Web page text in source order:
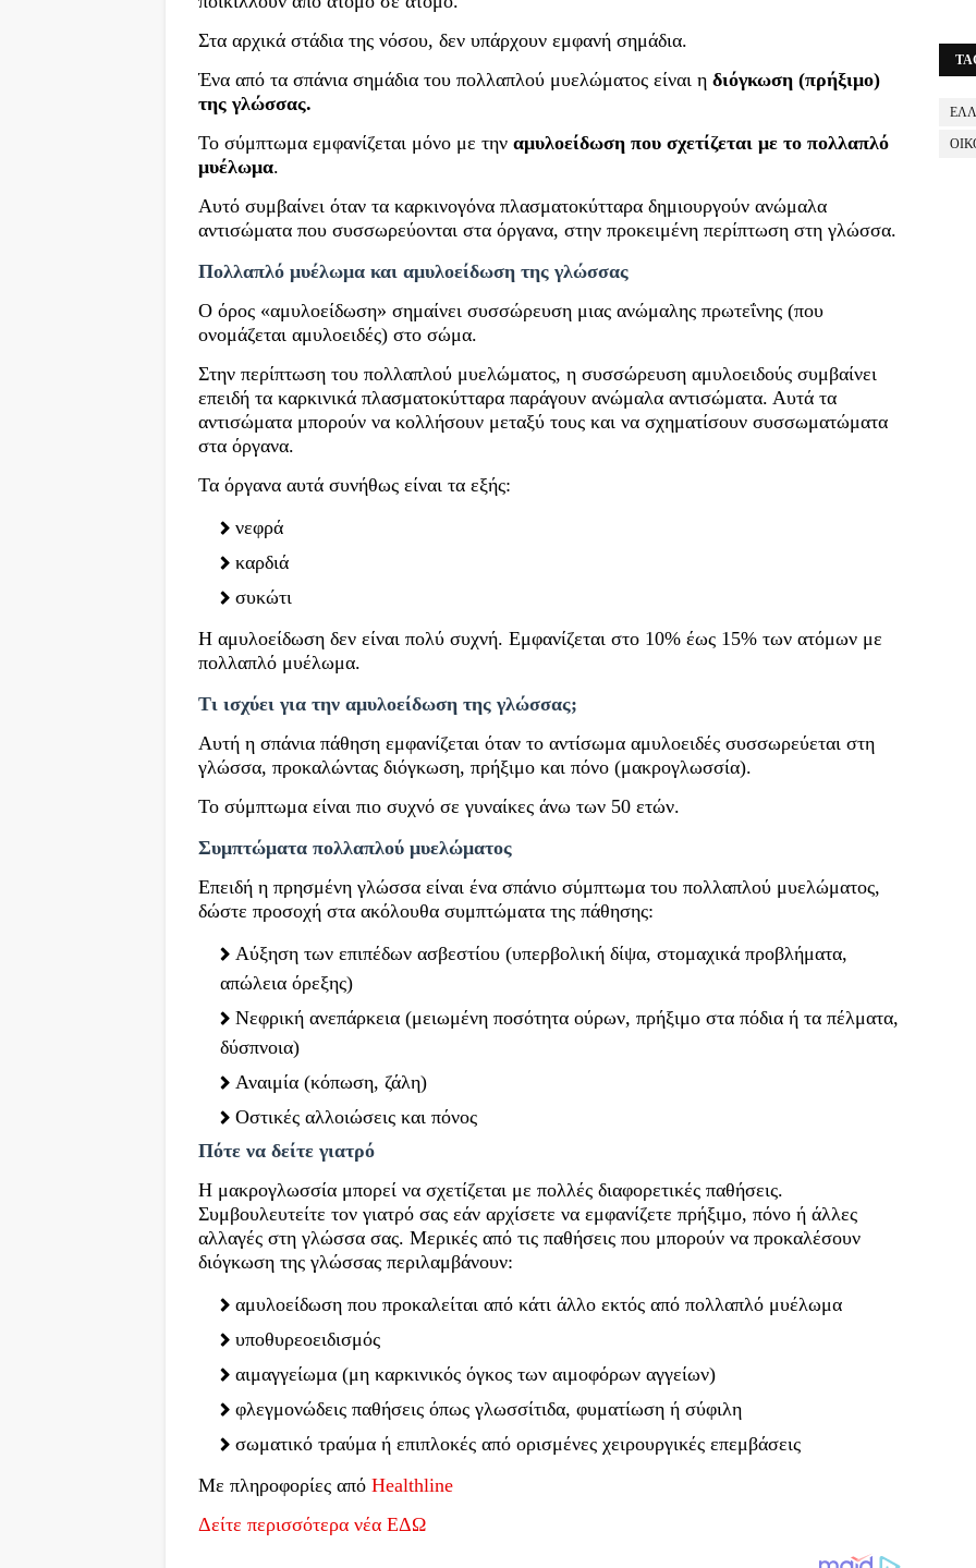
Στα αρχικά στάδια της νόσου, δεν υπάρχουν εμφανή σημάδια.
Ένα από τα σπάνια σημάδια του πολλαπλού μυελώματος είναι η διόγκωση (πρήξιμο)
της γλώσσας.
Το σύμπτωμα εμφανίζεται μόνο με την αμυλοείδωση που σχετίζεται με το πολλαπλό
μυέλωμα.
Αυτό συμβαίνει όταν τα καρκινογόνα πλασματοκύτταρα δημιουργούν ανώμαλα
αντισώματα που συσσωρεύονται στα όργανα, στην προκειμένη περίπτωση στη γλώσσα.
Πολλαπλό μυέλωμα και αμυλοείδωση της γλώσσας
Ο όρος «αμυλοείδωση» σημαίνει συσσώρευση μιας ανώμαλης πρωτεΐνης (που
ονομάζεται αμυλοειδές) στο σώμα.
Στην περίπτωση του πολλαπλού μυελώματος, η συσσώρευση αμυλοειδούς συμβαίνει
επειδή τα καρκινικά πλασματοκύτταρα παράγουν ανώμαλα αντισώματα. Αυτά τα
αντισώματα μπορούν να κολλήσουν μεταξύ τους και να σχηματίσουν συσσωματώματα
στα όργανα.
Τα όργανα αυτά συνήθως είναι τα εξής:
νεφρά
καρδιά
συκώτι
Η αμυλοείδωση δεν είναι πολύ συχνή. Εμφανίζεται στο 10% έως 15% των ατόμων με
πολλαπλό μυέλωμα.
Τι ισχύει για την αμυλοείδωση της γλώσσας;
Αυτή η σπάνια πάθηση εμφανίζεται όταν το αντίσωμα αμυλοειδές συσσωρεύεται στη
γλώσσα, προκαλώντας διόγκωση, πρήξιμο και πόνο (μακρογλωσσία).
Το σύμπτωμα είναι πιο συχνό σε γυναίκες άνω των 50 ετών.
Συμπτώματα πολλαπλού μυελώματος
Επειδή η πρησμένη γλώσσα είναι ένα σπάνιο σύμπτωμα του πολλαπλού μυελώματος,
δώστε προσοχή στα ακόλουθα συμπτώματα της πάθησης:
Αύξηση των επιπέδων ασβεστίου (υπερβολική δίψα, στομαχικά προβλήματα,
απώλεια όρεξης)
Νεφρική ανεπάρκεια (μειωμένη ποσότητα ούρων, πρήξιμο στα πόδια ή τα πέλματα,
δύσπνοια)
Αναιμία (κόπωση, ζάλη)
Οστικές αλλοιώσεις και πόνος
Πότε να δείτε γιατρό
Η μακρογλωσσία μπορεί να σχετίζεται με πολλές διαφορετικές παθήσεις.
Συμβουλευτείτε τον γιατρό σας εάν αρχίσετε να εμφανίζετε πρήξιμο, πόνο ή άλλες
αλλαγές στη γλώσσα σας. Μερικές από τις παθήσεις που μπορούν να προκαλέσουν
διόγκωση της γλώσσας περιλαμβάνουν:
αμυλοείδωση που προκαλείται από κάτι άλλο εκτός από πολλαπλό μυέλωμα
υποθυρεοειδισμός
αιμαγγείωμα (μη καρκινικός όγκος των αιμοφόρων αγγείων)
φλεγμονώδεις παθήσεις όπως γλωσσίτιδα, φυματίωση ή σύφιλη
σωματικό τραύμα ή επιπλοκές από ορισμένες χειρουργικές επεμβάσεις
Με πληροφορίες από Healthline
Δείτε περισσότερα νέα ΕΔΩ